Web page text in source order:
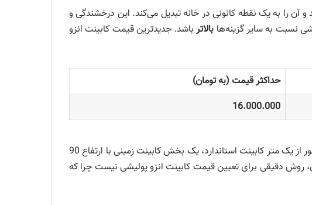
را به یک نقطه کانونی در خانه تبدیل می‌کند. این درخشندگی و
نسبت به سایر گزینه‌ها بالاترباشد. جدیدترین قیمت کابینت انزو
حداکثر قیمت (به تومان)
16.000.000
جدول بالا یک تخمین اولیه از قیمت کابینت انزو پولیشی بر اساس یک متر کابینت استاندارد را نشان می‌دهد. منظور از یک متر کابینت استاندارد، یک بخش کابینت زمینی با ارتفاع 90
70 و عمق 30 سانتی‌متر است. البته قیمت متری، روش دقیقی برای تعیین قیمت کابینت انزو پولیشی نیست چرا که